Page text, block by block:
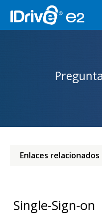
Enlaces relacionados
Single-Sign-on